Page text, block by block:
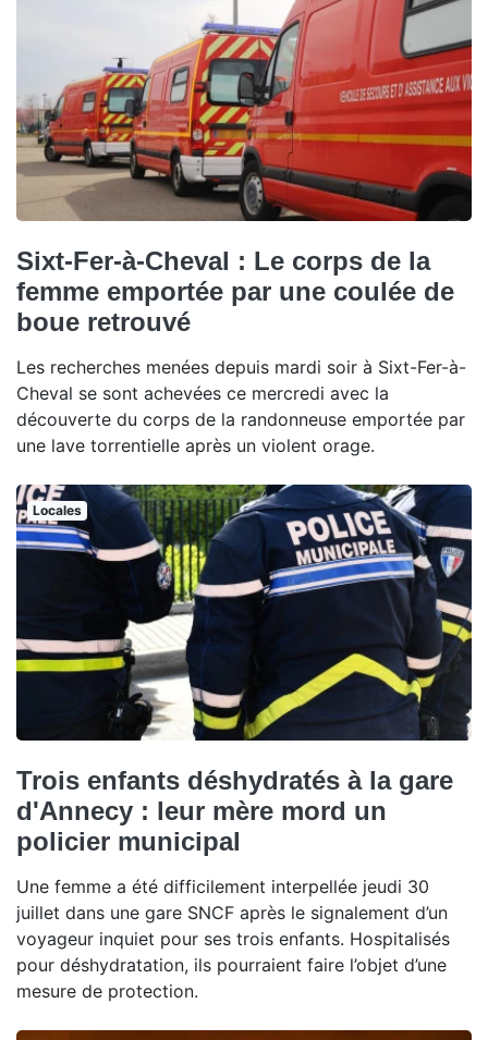
Sixt-Fer-à-Cheval : Le corps de la
femme emportée par une coulée de
boue retrouvé
Les recherches menées depuis mardi soir à Sixt-Fer-à-
Cheval se sont achevées ce mercredi avec la
découverte du corps de la randonneuse emportée par
une lave torrentielle après un violent orage.
Locales
Trois enfants déshydratés à la gare
d'Annecy : leur mère mord un
policier municipal
Une femme a été difficilement interpellée jeudi 30
juillet dans une gare SNCF après le signalement d’un
voyageur inquiet pour ses trois enfants. Hospitalisés
pour déshydratation, ils pourraient faire l’objet d’une
mesure de protection.